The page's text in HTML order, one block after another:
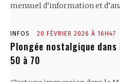
mensuel d’information et
INFOS 20 FÉVRIER 2026 À 16H47
Plongée nostalgique dans
50 à 70